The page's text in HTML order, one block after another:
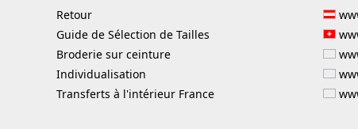
Retour
Guide de Sélection de Tailles
Broderie sur ceinture
Individualisation
Transferts à l'intérieur France